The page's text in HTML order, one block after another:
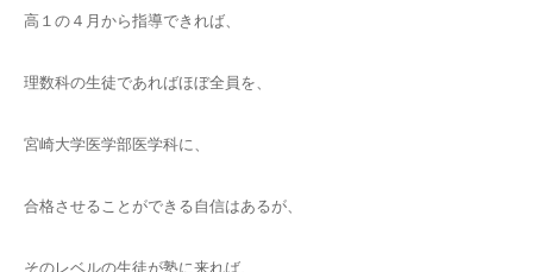
高１の４月から指導できれば、
理数科の生徒であればほぼ全員を、
宮崎大学医学部医学科に、
合格させることができる自信はあるが、
そのレベルの生徒が塾に来れば、